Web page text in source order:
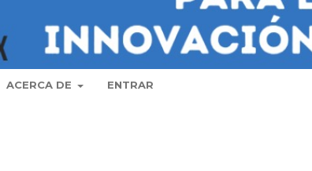
ACERCA DE ENTRAR